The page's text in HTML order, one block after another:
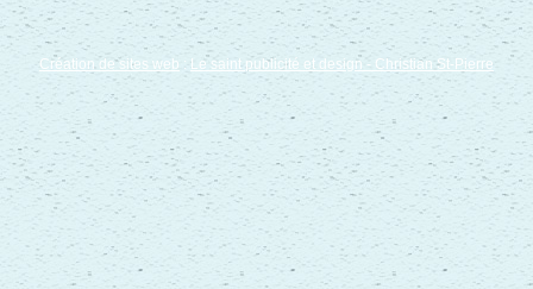
Création de sites web : Le saint publicité et design - Christian St-Pierre